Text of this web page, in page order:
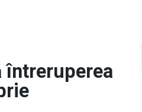
întreruperea